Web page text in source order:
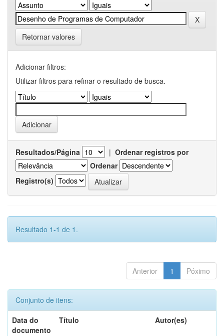
Retornar valores
Adicionar filtros:
Utilizar filtros para refinar o resultado de busca.
Resultados/Página | Ordenar registros por
Ordenar
Registro(s)
Resultado 1-1 de 1.
Anterior 1 Póximo
Conjunto de itens:
Data do
documento
Título Autor(es)